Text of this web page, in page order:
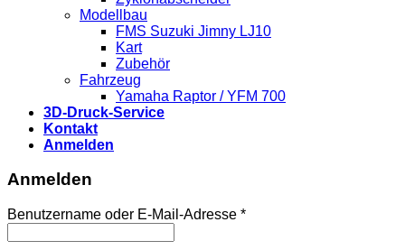
Modellbau
FMS Suzuki Jimny LJ10
Kart
Zubehör
Fahrzeug
Yamaha Raptor / YFM 700
3D-Druck-Service
Kontakt
Anmelden
Anmelden
Benutzername oder E-Mail-Adresse *